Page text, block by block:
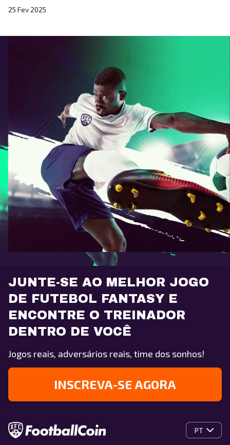
25 Fev 2025
JUNTE-SE AO MELHOR JOGO
DE FUTEBOL FANTASY E
ENCONTRE O TREINADOR
DENTRO DE VOCÊ
Jogos reais, adversários reais, time dos sonhos!
INSCREVA-SE AGORA
PT